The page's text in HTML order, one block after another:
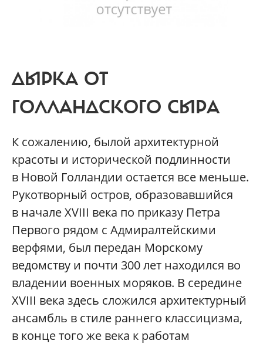
ДЫРКА ОТ
ГОЛЛАНДСКОГО СЫРА
К сожалению, былой архитектурной
красоты и исторической подлинности
в Новой Голландии остается все меньше.
Рукотворный остров, образовавшийся
в начале XVIII века по приказу Петра
Первого рядом с Адмиралтейскими
верфями, был передан Морскому
ведомству и почти 300 лет находился во
владении военных моряков. В середине
XVIII века здесь сложился архитектурный
ансамбль в стиле раннего классицизма,
в конце того же века к работам